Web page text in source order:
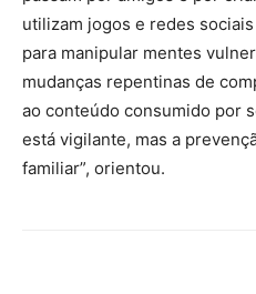
utilizam jogos e redes
para manipular mentes
mudanças repentinas de
ao conteúdo consumido por
está vigilante, mas a
familiar”, orientou.